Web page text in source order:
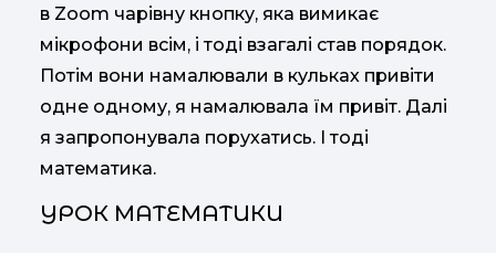
в Zoom чарівну кнопку, яка вимикає
мікрофони всім, і тоді взагалі став порядок.
Потім вони намалювали в кульках привіти
одне одному, я намалювала їм привіт. Далі
я запропонувала порухатись. І тоді
математика.
УРОК МАТЕМАТИКИ